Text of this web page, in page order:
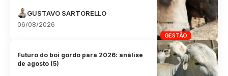
GESTÃO
GUSTAVO SARTORELLO
06/08/2026
Futuro do boi gordo para 2026: análise
de agosto (5)